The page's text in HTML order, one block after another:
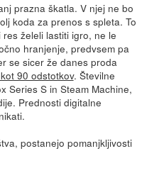
prazna škatla. V njej ne bo
koda za prenos s spleta. To
želeli lastiti igro, ne le
hranjenje, predvsem pa
se sicer že danes proda
90 odstotkov. Številne
Series S in Steam Machine,
Prednosti digitalne
postanejo pomanjkljivosti